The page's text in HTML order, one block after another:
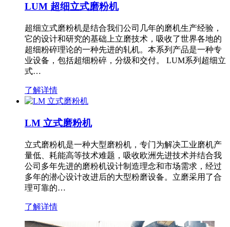
LUM 超细立式磨粉机
超细立式磨粉机是结合我们公司几年的磨机生产经验，
它的设计和研究的基础上立磨技术，吸收了世界各地的
超细粉碎理论的一种先进的轧机。本系列产品是一种专
业设备，包括超细粉碎，分级和交付。 LUM系列超细立
式…
了解详情
LM 立式磨粉机
立式磨粉机是一种大型磨粉机，专门为解决工业磨机产
量低、耗能高等技术难题，吸收欧洲先进技术并结合我
公司多年先进的磨粉机设计制造理念和市场需求，经过
多年的潜心设计改进后的大型粉磨设备。立磨采用了合
理可靠的…
了解详情